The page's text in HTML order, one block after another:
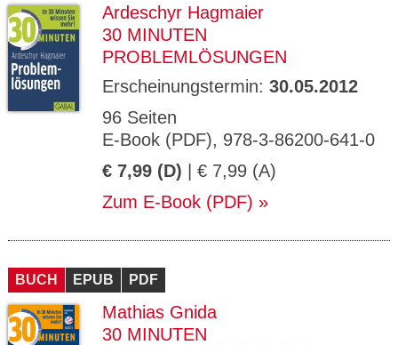
Ardeschyr Hagmaier
30 MINUTEN
PROBLEMLÖSUNGEN
Erscheinungstermin: 30.05.2012
96 Seiten
E-Book (PDF), 978-3-86200-641-0
€ 7,99 (D) | € 7,99 (A)
Zum E-Book (PDF)
BUCH EPUB PDF
Mathias Gnida
30 MINUTEN